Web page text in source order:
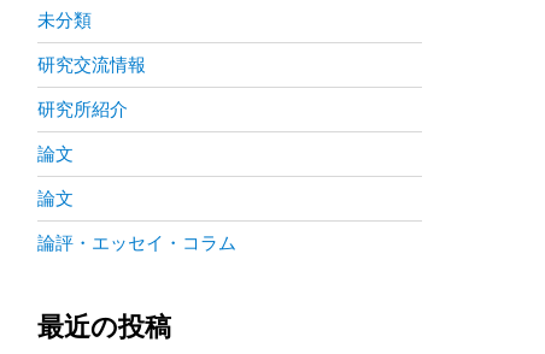
未分類
研究交流情報
研究所紹介
論文
論文
論評・エッセイ・コラム
最近の投稿